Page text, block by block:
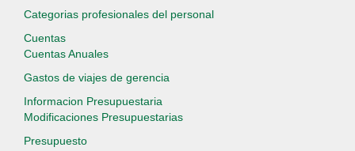
Categorias profesionales del personal
Cuentas
Cuentas Anuales
Gastos de viajes de gerencia
Informacion Presupuestaria
Modificaciones Presupuestarias
Presupuesto